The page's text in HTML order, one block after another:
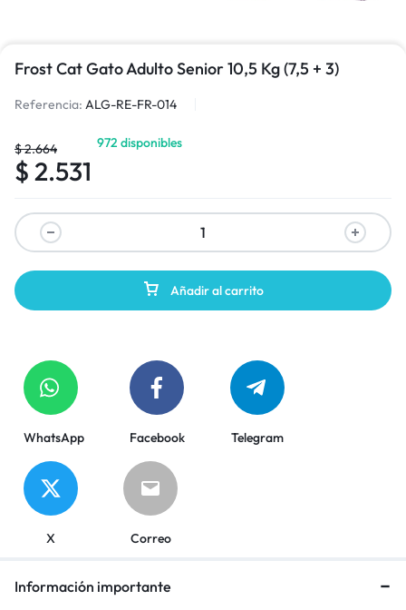
Frost Cat Gato Adulto Senior 10,5 Kg (7,5 + 3)
Referencia: ALG-RE-FR-014
$2.664
$ 2.531
972 disponibles
Añadir al carrito
WhatsApp Facebook Telegram
X Correo
Información importante